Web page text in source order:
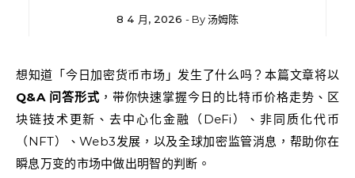
8 4 月, 2026 - By汤姆陈
想知道「今日加密货币市场」发生了什么吗？本篇文章将以
Q&A 问答形式 ，带你快速掌握今日的比特币价格走势、区
块链技术更新、去中心化金融（DeFi）、非同质化代币
（NFT）、Web3发展，以及全球加密监管消息，帮助你在
瞬息万变的市场中做出明智的判断。